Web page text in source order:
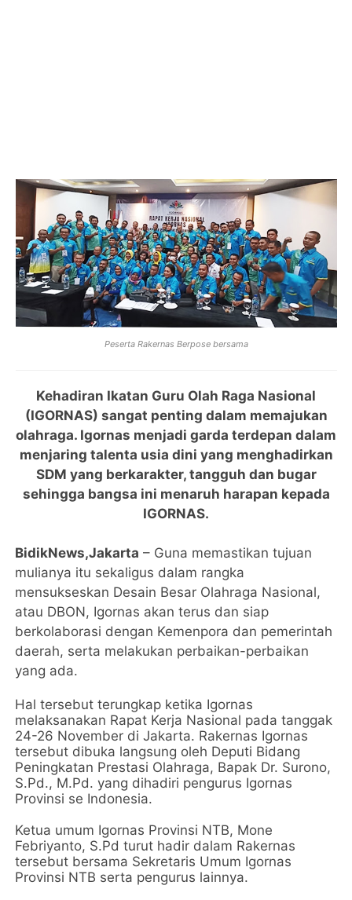
Peserta Rakernas Berpose bersama
Kehadiran Ikatan Guru Olah Raga Nasional
(IGORNAS) sangat penting dalam memajukan
olahraga. Igornas menjadi garda terdepan dalam
menjaring talenta usia dini yang menghadirkan
SDM yang berkarakter, tangguh dan bugar
sehingga bangsa ini menaruh harapan kepada
IGORNAS.
BidikNews,Jakarta – Guna memastikan tujuan
mulianya itu sekaligus dalam rangka
mensukseskan Desain Besar Olahraga Nasional,
atau DBON, Igornas akan terus dan siap
berkolaborasi dengan Kemenpora dan pemerintah
daerah, serta melakukan perbaikan-perbaikan
yang ada.
Hal tersebut terungkap ketika Igornas
melaksanakan Rapat Kerja Nasional pada tanggak
24-26 November di Jakarta. Rakernas Igornas
tersebut dibuka langsung oleh Deputi Bidang
Peningkatan Prestasi Olahraga, Bapak Dr. Surono,
S.Pd., M.Pd. yang dihadiri pengurus Igornas
Provinsi se Indonesia.
Ketua umum Igornas Provinsi NTB, Mone
Febriyanto, S.Pd turut hadir dalam Rakernas
tersebut bersama Sekretaris Umum Igornas
Provinsi NTB serta pengurus lainnya.